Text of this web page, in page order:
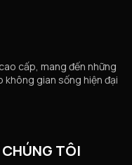
cấp, mang đến những
không gian sống hiện đại
CHÚNG TÔI